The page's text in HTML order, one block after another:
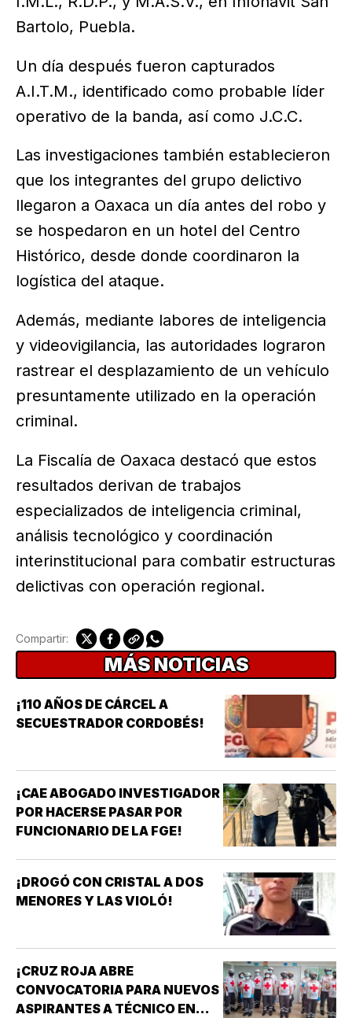
Bartolo, Puebla.
Un día después fueron capturados
A.I.T.M., identificado como probable líder
operativo de la banda, así como J.C.C.
Las investigaciones también establecieron
que los integrantes del grupo delictivo
llegaron a Oaxaca un día antes del robo y
se hospedaron en un hotel del Centro
Histórico, desde donde coordinaron la
logística del ataque.
Además, mediante labores de inteligencia
y videovigilancia, las autoridades lograron
rastrear el desplazamiento de un vehículo
presuntamente utilizado en la operación
criminal.
La Fiscalía de Oaxaca destacó que estos
resultados derivan de trabajos
especializados de inteligencia criminal,
análisis tecnológico y coordinación
interinstitucional para combatir estructuras
delictivas con operación regional.
Compartir:
MÁS NOTICIAS
¡110 AÑOS DE CÁRCEL A
SECUESTRADOR CORDOBÉS!
¡CAE ABOGADO INVESTIGADOR
POR HACERSE PASAR POR
FUNCIONARIO DE LA FGE!
¡DROGÓ CON CRISTAL A DOS
MENORES Y LAS VIOLÓ!
¡CRUZ ROJA ABRE
CONVOCATORIA PARA NUEVOS
ASPIRANTES A TÉCNICO EN